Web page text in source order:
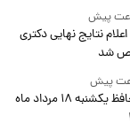
نتایج نهایی دکتری
شد
فال حافظ یکشنبه ۱۸ مرداد ماه